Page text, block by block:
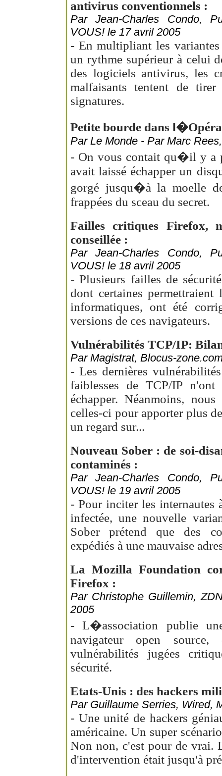
antivirus conventionnels :
Par Jean-Charles Condo,
VOUS! le 17 avril 2005
- En multipliant les
un rythme supérieur à celui
des logiciels antivirus, les
malfaisants tentent de
signatures.
Petite bourde dans
Par Le Monde - Par Marc
- On vous contait qu�il y a
avait laissé échapper un
gorgé jusqu�à la moelle
frappées du sceau du secret.
Failles critiques Firefox,
conseillée :
Par Jean-Charles Condo,
VOUS! le 18 avril 2005
- Plusieurs failles de
dont certaines
informatiques, ont été
versions de ces navigateurs.
Vulnérabilités TCP/IP:
Par Magistrat, Blocus-
- Les dernières
faiblesses de TCP/IP
échapper. Néanmoins,
celles-ci pour apporter plus
un regard sur...
Nouveau Sober : de soi-
contaminés :
Par Jean-Charles Condo,
VOUS! le 19 avril 2005
- Pour inciter les internautes
infectée, une nouvelle
Sober prétend que des
expédiés à une mauvaise
La Mozilla Foundation
Firefox :
Par Christophe Guillemin,
2005
- L�association publie
navigateur open
vulnérabilités jugées
sécurité.
Etats-Unis : des hackers
Par Guillaume Serries, Wired,
- Une unité de hackers
américaine. Un super
Non non, c'est pour de vrai.
d'intervention était jusqu'à